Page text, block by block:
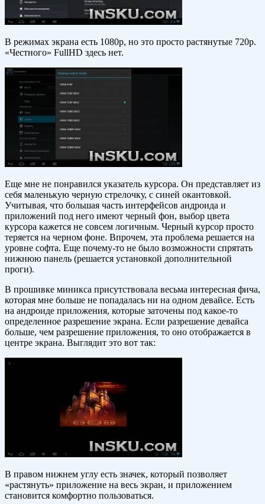
В режимах экрана есть 1080p, но это просто растянутые 720p.
«Честного» FullHD здесь нет.
Еще мне не понравился указатель курсора. Он представляет из
себя маленькую черную стрелочку, с синей окантовкой.
Учитывая, что большая часть интерфейсов андроида и
приложений под него имеют черный фон, выбор цвета
курсора кажется не совсем логичным. Черный курсор просто
теряется на черном фоне. Впрочем, эта проблема решается на
уровне софта. Еще почему-то не было возможности спрятать
нижнюю панель (решается установкой дополнительной
проги).
В прошивке миникса присутствовала весьма интересная фича,
которая мне больше не попадалась ни на одном девайсе. Есть
на андроиде приложения, которые заточены под какое-то
определенное разрешение экрана. Если разрешение девайса
больше, чем разрешение приложения, то оно отображается в
центре экрана. Выглядит это вот так:
В правом нижнем углу есть значек, который позволяет
«растянуть» приложение на весь экран, и приложением
становится комфортно пользоваться.